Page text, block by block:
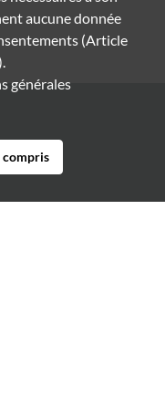
aucune donnée
(Article
générales
compris